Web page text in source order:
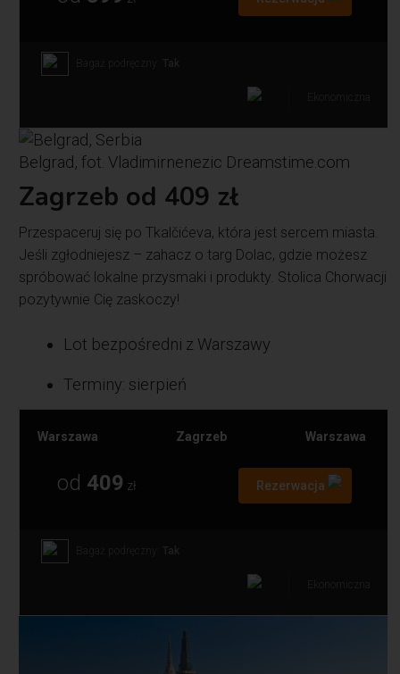
Belgrad, fot. Vladimirnenezic Dreamstime.com
Zagrzeb od 409 zł
Przespaceruj się po Tkalčićeva, która jest sercem miasta.
Jeśli zgłodniejesz – zahacz o targ Dolac, gdzie możesz
spróbować lokalne przysmaki i produkty. Stolica Chorwacji
pozytywnie Cię zaskoczy!
Lot bezpośredni z Warszawy
Terminy: sierpień
Warszawa Zagrzeb Warszawa
od 409 zł Rezerwacja